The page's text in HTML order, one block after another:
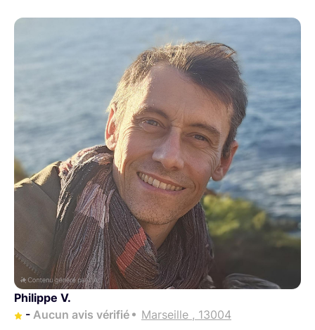
Philippe V.
- Aucun avis vérifié Marseille , 13004